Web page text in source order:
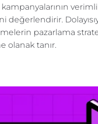
değerlendirir.
pazarlama
olanak tanır.